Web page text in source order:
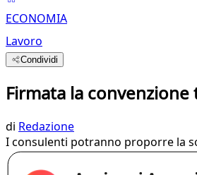
ECONOMIA
Lavoro
Condividi
Firmata la
di Redazione
I consulenti potranno proporre la